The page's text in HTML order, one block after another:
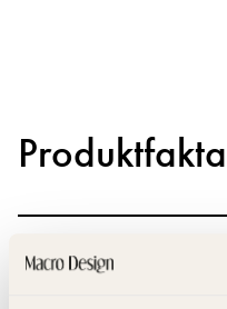
Produktfakta
Produktbeskrivning